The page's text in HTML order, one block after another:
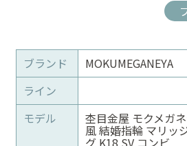
ブランド
MOKUMEGANEYA
ライン
モデル
杢目金屋 モクメガ
風 結婚指輪 マリッ